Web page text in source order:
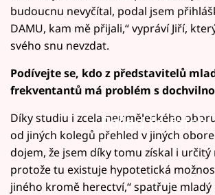
budoucnu nevyčítal, podal jsem
DAMU, kam mě přijali,“ vypráví Jiří,
svého snu nevzdat.
Podívejte se, kdo z představitelů
frekventantů má problém s
Failed to fetch
Díky studiu i zcela neuměleckého
od jiných kolegů přehled v jiných
dojem, že jsem díky tomu získal i určitý
protože tu existuje hypotetická
jiného kromě herectví,“ spatřuje mladý